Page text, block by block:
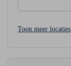
Toon meer locaties